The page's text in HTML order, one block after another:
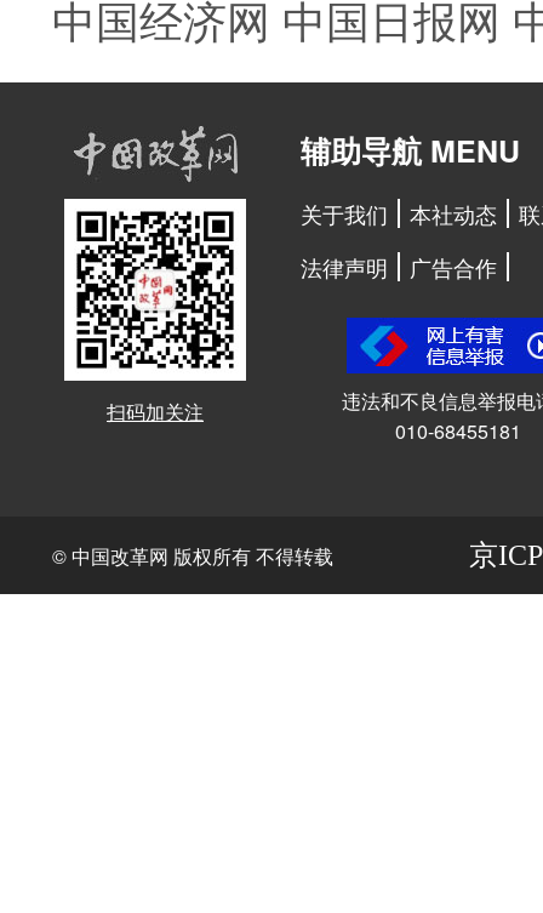
中国经济网 中国日报网
扫码加关注
辅助导航 MENU
关于我们 本社动态
法律声明
广告合作
违法和不良信息举报电
010-68455181
© 中国改革网 版权所有 不得转载 京